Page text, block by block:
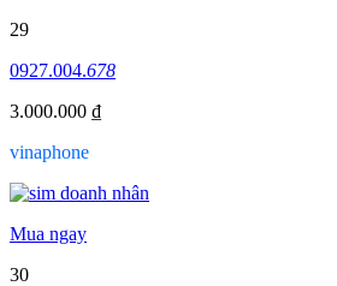
29
0927.004.678
3.000.000 ₫
vinaphone
Mua ngay
30